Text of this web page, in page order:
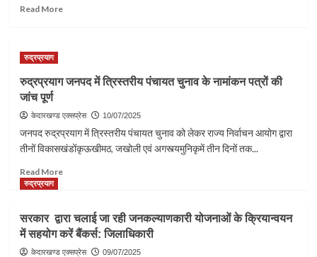
Read MoreRead
निर्वाचन
प्रत्याशियों
लिए
बैंक
जारी
रुद्रप्रयाग
रुद्रप्रयाग जनपद में त्रिस्तरीय पंचायत चुनाव के नामांकन पत्रों की
जांच पूर्ण
केदारखण्ड एक्सप्रेस 10/07/2025
जनपद रुद्रप्रयाग में त्रिस्तरीय पंचायत चुनाव को लेकर राज्य निर्वाचन आयोग द्वारा
तीनों विकासखंडोंकृऊखीमठ, जखोली एवं अगस्त्यमुनिकृमें तीन दिनों तक...
Read MoreRead
जनपद
में
त्रिस्तरीय
रुद्रप्रयाग
सरकार द्वारा चलाई जा रही जनकल्याणकारी योजनाओं के क्रियान्वयन
में सहयोग करें बैंकर्स: जिलाधिकारी
केदारखण्ड एक्सप्रेस 09/07/2025